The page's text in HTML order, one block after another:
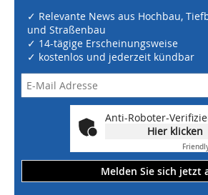
✓ Relevante News aus Hochbau,
und Straßenbau
✓ 14-tägige Erscheinungsweise
✓ kostenlos und jederzeit kündbar
Anti-Roboter-
Hier klicken
Melden Sie sich jetzt